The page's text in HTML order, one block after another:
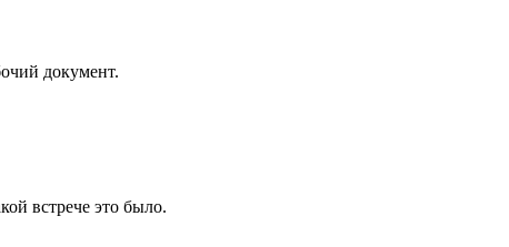
документ.
встрече это было.